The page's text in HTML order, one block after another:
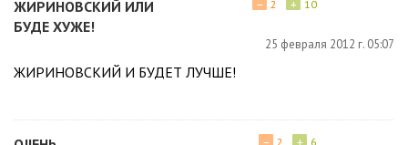
ЖИРИНОВСКИЙ ИЛИ
БУДЕ ХУЖЕ!
10
2
25 февраля 2012 г. 05:07
ЖИРИНОВСКИЙ И БУДЕТ ЛУЧШЕ!
+ 6
− 2